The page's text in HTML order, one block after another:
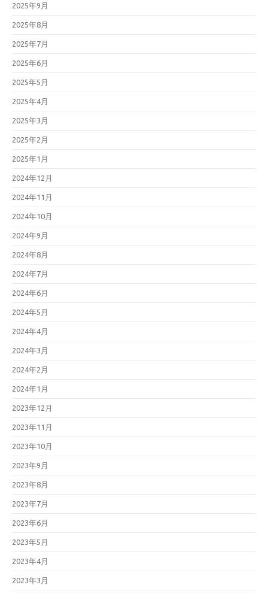
2025年9月
2025年8月
2025年7月
2025年6月
2025年5月
2025年4月
2025年3月
2025年2月
2025年1月
2024年12月
2024年11月
2024年10月
2024年9月
2024年8月
2024年7月
2024年6月
2024年5月
2024年4月
2024年3月
2024年2月
2024年1月
2023年12月
2023年11月
2023年10月
2023年9月
2023年8月
2023年7月
2023年6月
2023年5月
2023年4月
2023年3月